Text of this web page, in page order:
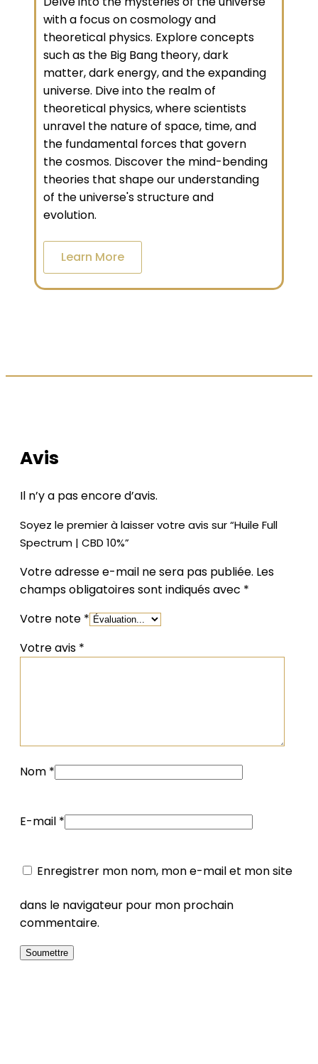
with a focus on cosmology and
theoretical physics. Explore concepts
such as the Big Bang theory, dark
matter, dark energy, and the expanding
universe. Dive into the realm of
theoretical physics, where scientists
unravel the nature of space, time, and
the fundamental forces that govern
the cosmos. Discover the mind-bending
theories that shape our understanding
of the universe's structure and
evolution.
Learn More
Avis
Il n’y a pas encore d’avis.
Soyez le premier à laisser votre avis sur “Huile Full
Spectrum | CBD 10%”
Votre adresse e-mail ne sera pas publiée. Les
champs obligatoires sont indiqués avec *
Votre note *
Votre avis *
Nom *
E-mail *
Enregistrer mon nom, mon e-mail et mon site
dans le navigateur pour mon prochain
commentaire.